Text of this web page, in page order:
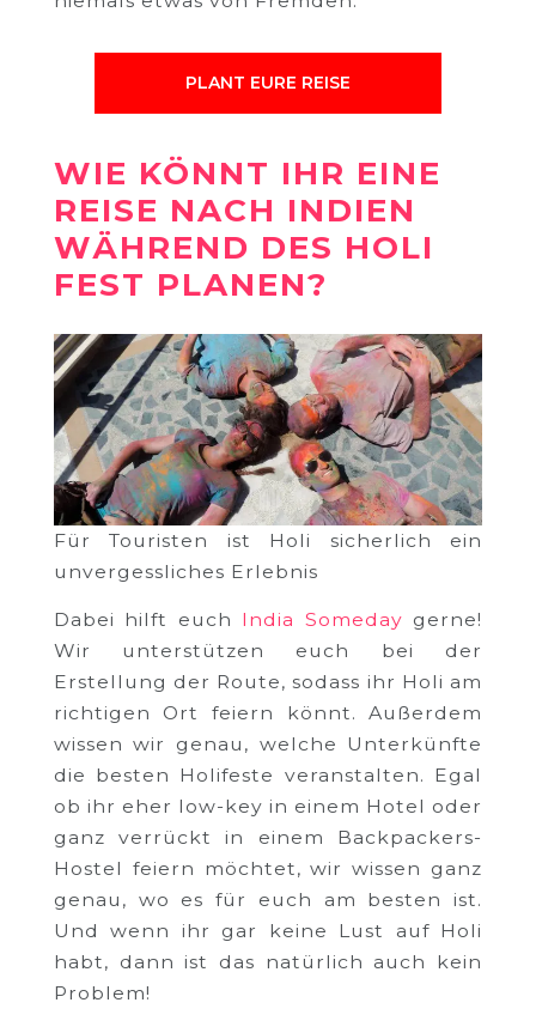
PLANT EURE REISE
WIE KÖNNT IHR EINE
REISE NACH INDIEN
WÄHREND DES HOLI
FEST PLANEN?
Für Touristen ist Holi sicherlich ein
unvergessliches Erlebnis
Dabei hilft euch India Someday gerne!
Wir unterstützen euch bei der
Erstellung der Route, sodass ihr Holi am
richtigen Ort feiern könnt. Außerdem
wissen wir genau, welche Unterkünfte
die besten Holifeste veranstalten. Egal
ob ihr eher low-key in einem Hotel oder
ganz verrückt in einem Backpackers-
Hostel feiern möchtet, wir wissen ganz
genau, wo es für euch am besten ist.
Und wenn ihr gar keine Lust auf Holi
habt, dann ist das natürlich auch kein
Problem!